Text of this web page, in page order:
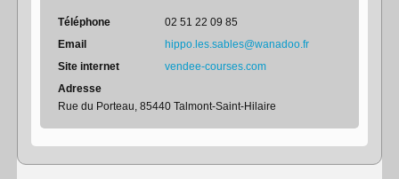
Téléphone
02 51 22 09 85
Email
hippo.les.sables@wanadoo.fr
Site internet
vendee-courses.com
Adresse
Rue du Porteau, 85440 Talmont-Saint-Hilaire